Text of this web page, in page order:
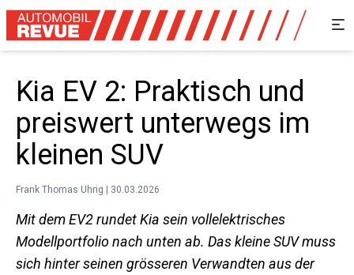
Kia EV 2: Praktisch und
preiswert unterwegs im
kleinen SUV
Frank Thomas Uhrig | 30.03.2026
Mit dem EV2 rundet Kia sein vollelektrisches
Modellportfolio nach unten ab. Das kleine SUV muss
sich hinter seinen grösseren Verwandten aus der